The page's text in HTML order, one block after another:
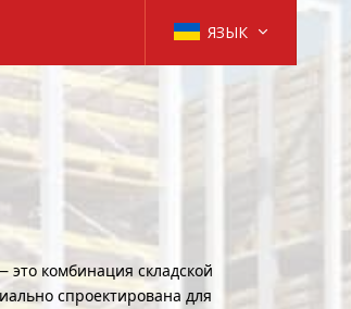
ЯЗЫК
комбинация складской
спроектирована для